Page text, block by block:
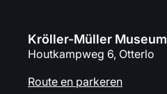
Kröller-Müller Museum
Houtkampweg 6, Otterlo
Route en parkeren